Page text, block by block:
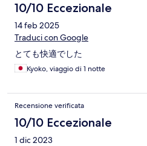
10/10 Eccezionale
14 feb 2025
Traduci con Google
とても快適でした
Kyoko, viaggio di 1 notte
Recensione verificata
10/10 Eccezionale
1 dic 2023